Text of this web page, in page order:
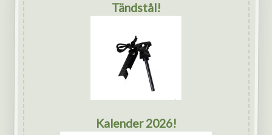
Tändstål!
Kalender 2026!